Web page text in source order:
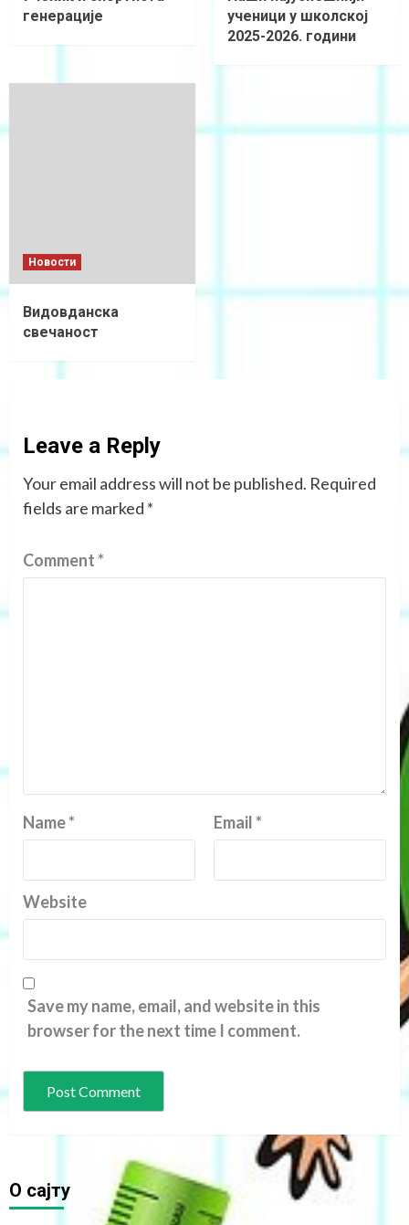
генерације
ученици у школској
2025-2026. години
Новости
Видовданска
свечаност
Leave a Reply
Your email address will not be published. Required
fields are marked *
Comment*
Name* Email*
Website
Save my name, email, and website in this
browser for the next time I comment.
O сајту